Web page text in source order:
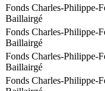
Fonds Charles-Philippe-
Baillairgé
Fonds Charles-Philippe-
Baillairgé
Fonds Charles-Philippe-
Baillairgé
Fonds Charles-Philippe-